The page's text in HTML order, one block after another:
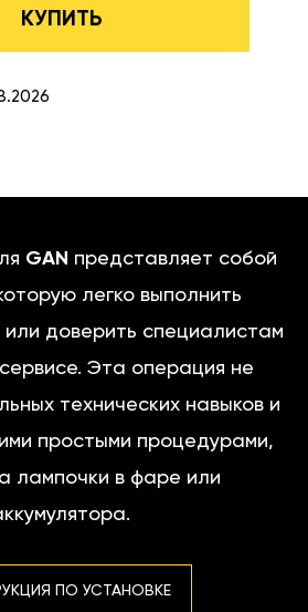
КУПИТЬ
GAN представляет собой
легко выполнить
доверить специалистам
Эта операция не
технических навыков и
простыми процедурами,
лампочки в фаре или
ПО УСТАНОВКЕ